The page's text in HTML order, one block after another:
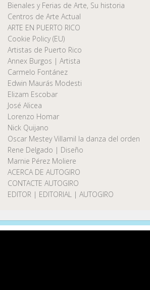
Bienales y Ferias de Arte, Su historia
Centros de Arte Actual
ARTE EN PUERTO RICO
Cookie Policy (EU)
Artistas de Puerto Rico
Annex Burgos | Artista
Carmelo Fontánez
Edwin Maurás Modesti
Elizam Escobar
José Alicea
Lorenzo Homar
Nick Quijano
Oscar Mestey Villamil la danza del orden
Rene Delgado | Diseño
Marnie Pérez Moliere
ACERCA DE AUTOGIRO
CONTACTE AUTOGIRO
EDITOR | EDITORIAL | AUTOGIRO